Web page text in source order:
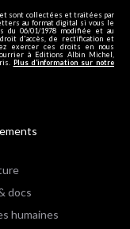
sont collectées et traitées par
au format digital si vous le
du 06/01/1978 modifiée et au
d'accès, de rectification et
exercer ces droits en nous
à Editions Albin Michel,
Plus d’information sur notre
docs
humaines